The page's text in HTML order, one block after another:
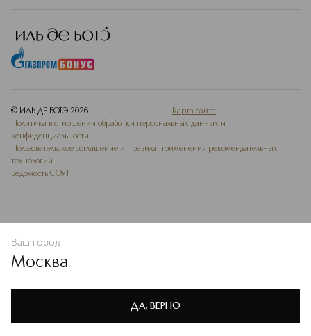
Политике конфиденциальности
В КОРЗИНУ
© ИЛЬ ДЕ БОТЭ 2026
Карта сайта
Политика в отношении обработки персональных данных и
конфиденциальности
Пользовательское соглашение и правила применения рекомендательных
технологий
Ведомость СОУТ
Ваш город
Москва
ДА, ВЕРНО